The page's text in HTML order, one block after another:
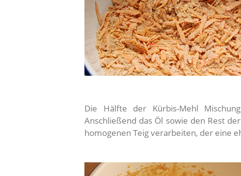
Die Hälfte der Kürbis-Mehl
Anschließend das Öl sowie den Rest
homogenen Teig verarbeiten, der eine